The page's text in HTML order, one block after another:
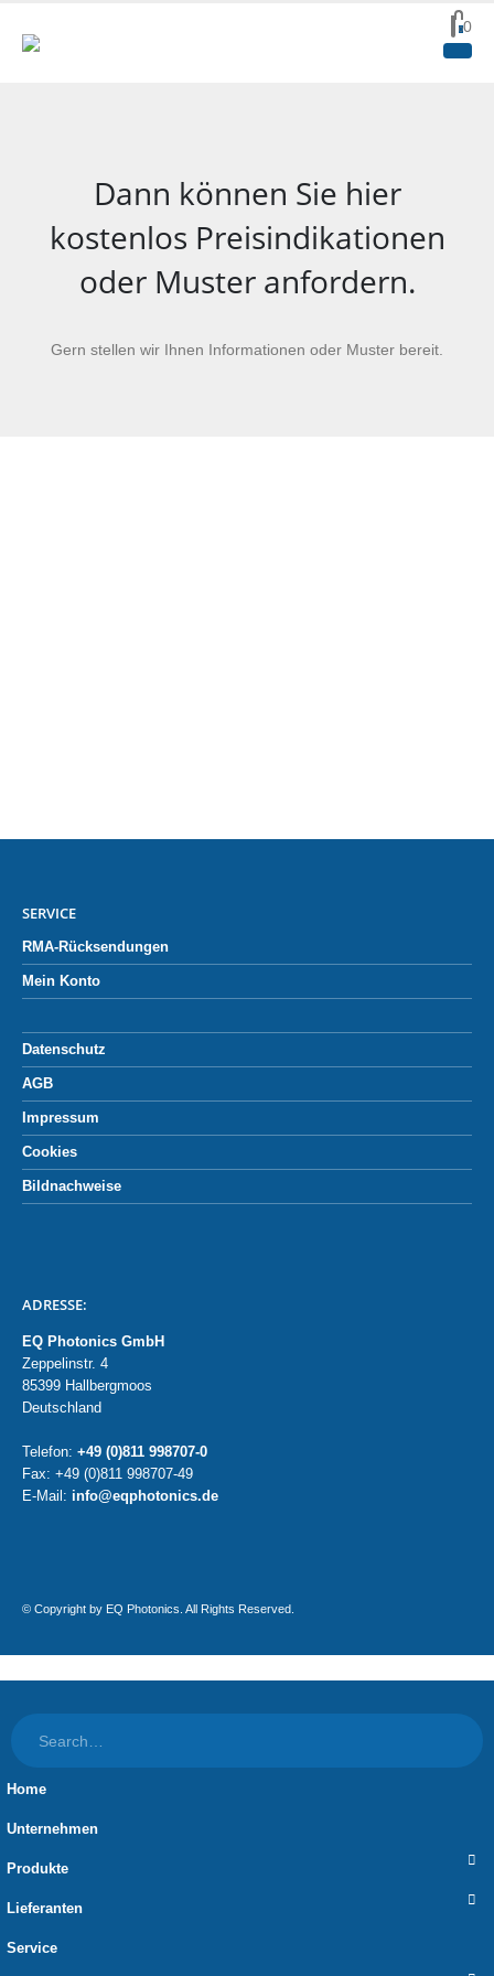
00
Dann können Sie hier
kostenlos Preisindikationen
oder Muster anfordern.
Gern stellen wir Ihnen Informationen oder Muster bereit.
SERVICE
RMA-Rücksendungen
Mein Konto
Datenschutz
AGB
Impressum
Cookies
Bildnachweise
ADRESSE:
EQ Photonics GmbH
Zeppelinstr. 4
85399 Hallbergmoos
Deutschland
Telefon: +49 (0)811 998707-0
Fax: +49 (0)811 998707-49
E-Mail: info@eqphotonics.de
© Copyright by EQ Photonics. All Rights Reserved.
Home
Unternehmen
Produkte
Lieferanten
Service